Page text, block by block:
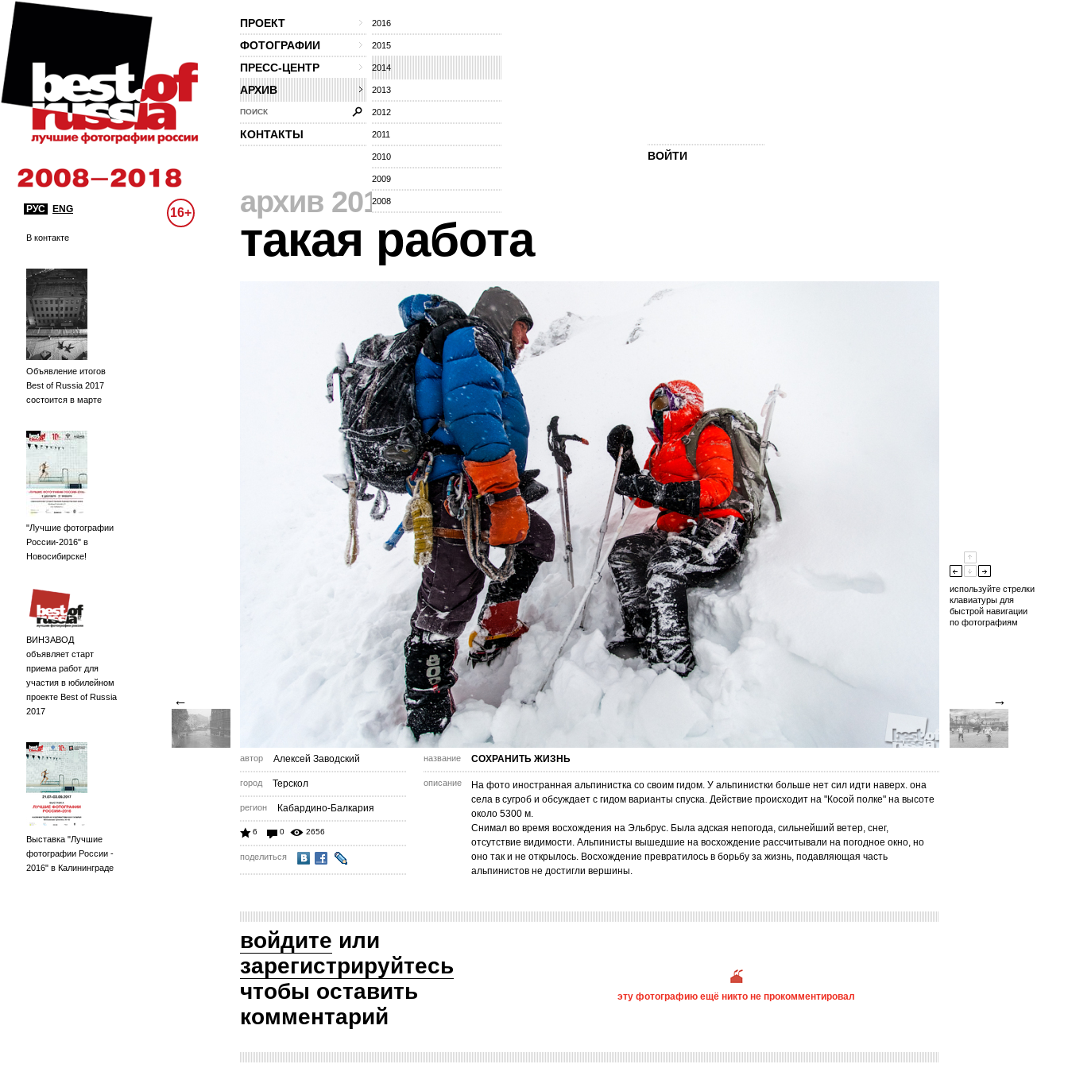
ПРОЕКТ
ФОТОГРАФИИ
ПРЕСС-ЦЕНТР
АРХИВ
2016
2015
2014
2013
2012
2011
2010
2009
2008
ПОИСК
КОНТАКТЫ
ВОЙТИ
РУС ENG 16+
В контакте
Объявление итогов
Best of Russia 2017
состоится в марте
"Лучшие фотографии
России-2016" в
Новосибирске!
ВИНЗАВОД
объявляет старт
приема работ для
участия в юбилейном
проекте Best of Russia
2017
Выставка "Лучшие
фотографии России -
2016" в Калининграде
архив 2014⁄
такая работа
← →
используйте стрелки
клавиатуры для
быстрой навигации
по фотографиям
автор Алексей Заводский
город Терскол
регион Кабардино-Балкария
6 0 2656
поделиться
название СОХРАНИТЬ ЖИЗНЬ
описание
На фото иностранная альпинистка со своим гидом. У альпинистки больше нет сил идти наверх. она
села в сугроб и обсуждает с гидом варианты спуска. Действие происходит на "Косой полке" на высоте
около 5300 м.
Снимал во время восхождения на Эльбрус. Была адская непогода, сильнейший ветер, снег,
отсутствие видимости. Альпинисты вышедшие на восхождение рассчитывали на погодное окно, но
оно так и не открылось. Восхождение превратилось в борьбу за жизнь, подавляющая часть
альпинистов не достигли вершины.
войдите или
зарегистрируйтесь
чтобы оставить
комментарий
эту фотографию ещё никто не прокомментировал